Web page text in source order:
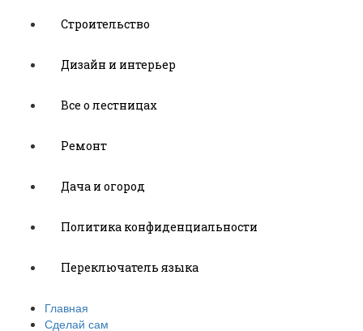
Строительство
Дизайн и интерьер
Все о лестницах
Ремонт
Дача и огород
Политика конфиденциальности
Переключатель языка
Главная
Сделай сам